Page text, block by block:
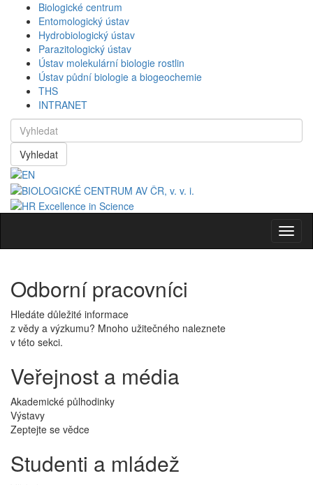
Biologické centrum
Entomologický ústav
Hydrobiologický ústav
Parazitologický ústav
Ústav molekulární biologie rostlin
Ústav půdní biologie a biogeochemie
THS
INTRANET
Vyhledat
Odborní pracovníci
Hledáte důležité informace
z vědy a výzkumu? Mnoho užitečného naleznete
v této sekci.
Veřejnost a média
Akademické půlhodinky
Výstavy
Zeptejte se vědce
Studenti a mládež